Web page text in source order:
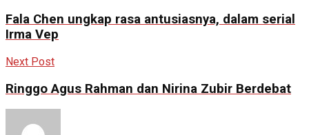
Fala Chen ungkap rasa antusiasnya, dalam serial
Irma Vep
Next Post
Ringgo Agus Rahman dan Nirina Zubir Berdebat